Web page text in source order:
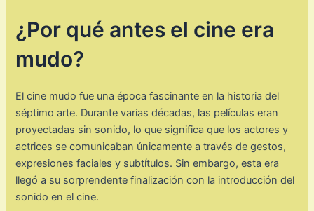
¿Por qué antes el cine era
mudo?
El cine mudo fue una época fascinante en la historia del
séptimo arte. Durante varias décadas, las películas eran
proyectadas sin sonido, lo que significa que los actores y
actrices se comunicaban únicamente a través de gestos,
expresiones faciales y subtítulos. Sin embargo, esta era
llegó a su sorprendente finalización con la introducción del
sonido en el cine.